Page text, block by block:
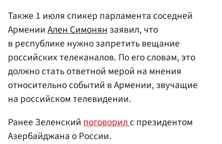
Также 1 июля спикер парламента соседней
АрменииАлен Симонянзаявил, что
в республике нужно запретить вещание
российских телеканалов. По его словам, это
должно стать ответной мерой на мнения
относительно событий в Армении, звучащие
на российском телевидении.
Ранее Зеленскийпоговорилс президентом
Азербайджана о России.